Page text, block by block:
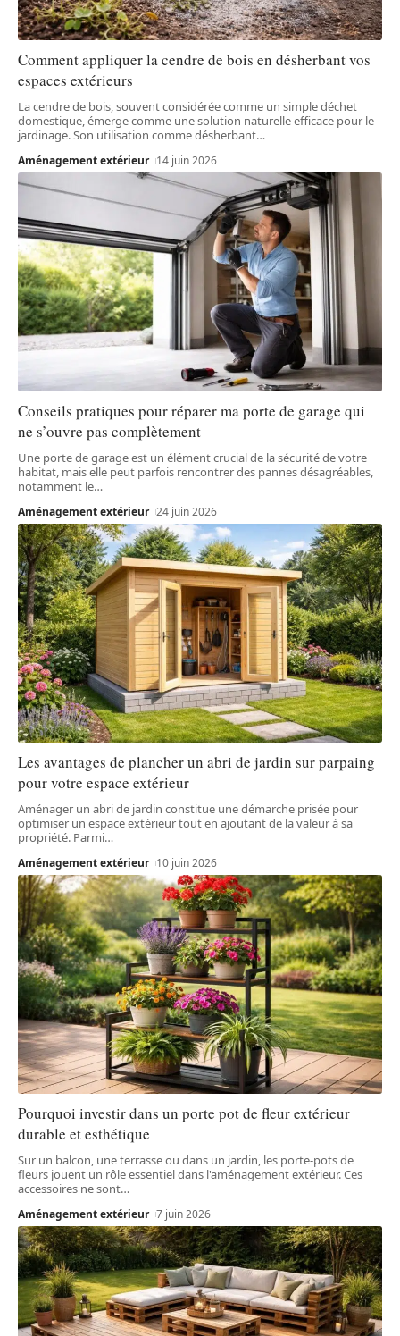
Comment appliquer la cendre de bois en désherbant vos
espaces extérieurs
La cendre de bois, souvent considérée comme un simple déchet
domestique, émerge comme une solution naturelle efficace pour le
jardinage. Son utilisation comme désherbant…
Aménagement extérieur 14 juin 2026
Conseils pratiques pour réparer ma porte de garage qui
ne s’ouvre pas complètement
Une porte de garage est un élément crucial de la sécurité de votre
habitat, mais elle peut parfois rencontrer des pannes désagréables,
notamment le…
Aménagement extérieur 24 juin 2026
Les avantages de plancher un abri de jardin sur parpaing
pour votre espace extérieur
Aménager un abri de jardin constitue une démarche prisée pour
optimiser un espace extérieur tout en ajoutant de la valeur à sa
propriété. Parmi…
Aménagement extérieur 10 juin 2026
Pourquoi investir dans un porte pot de fleur extérieur
durable et esthétique
Sur un balcon, une terrasse ou dans un jardin, les porte-pots de
fleurs jouent un rôle essentiel dans l'aménagement extérieur. Ces
accessoires ne sont…
Aménagement extérieur 7 juin 2026